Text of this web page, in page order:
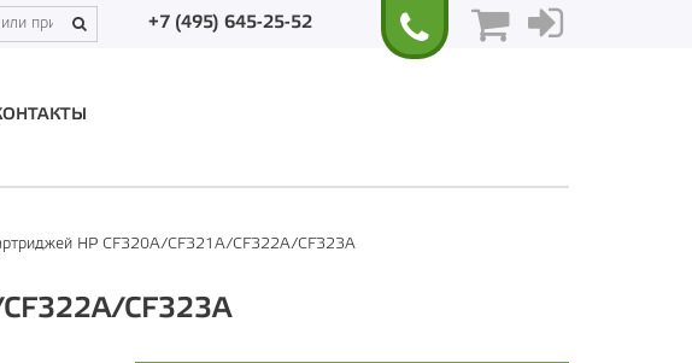
+7 (495) 645-25-52
HP CF320A/CF321А/CF322А/CF323А
CF323А